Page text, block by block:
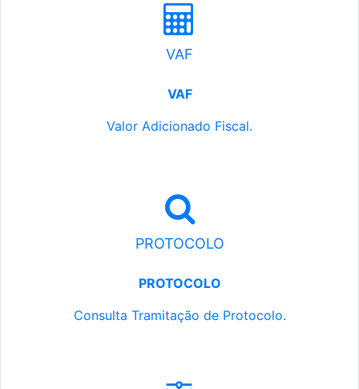
VAF
VAF
Valor Adicionado Fiscal.
PROTOCOLO
PROTOCOLO
Consulta Tramitação de Protocolo.